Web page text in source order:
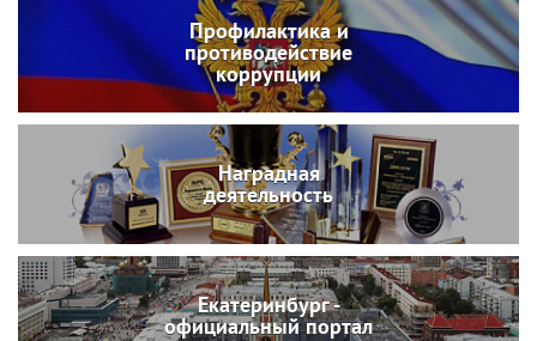
Профилактика и
противодействие
коррупции
Наградная
деятельность
Екатеринбург -
официальный портал